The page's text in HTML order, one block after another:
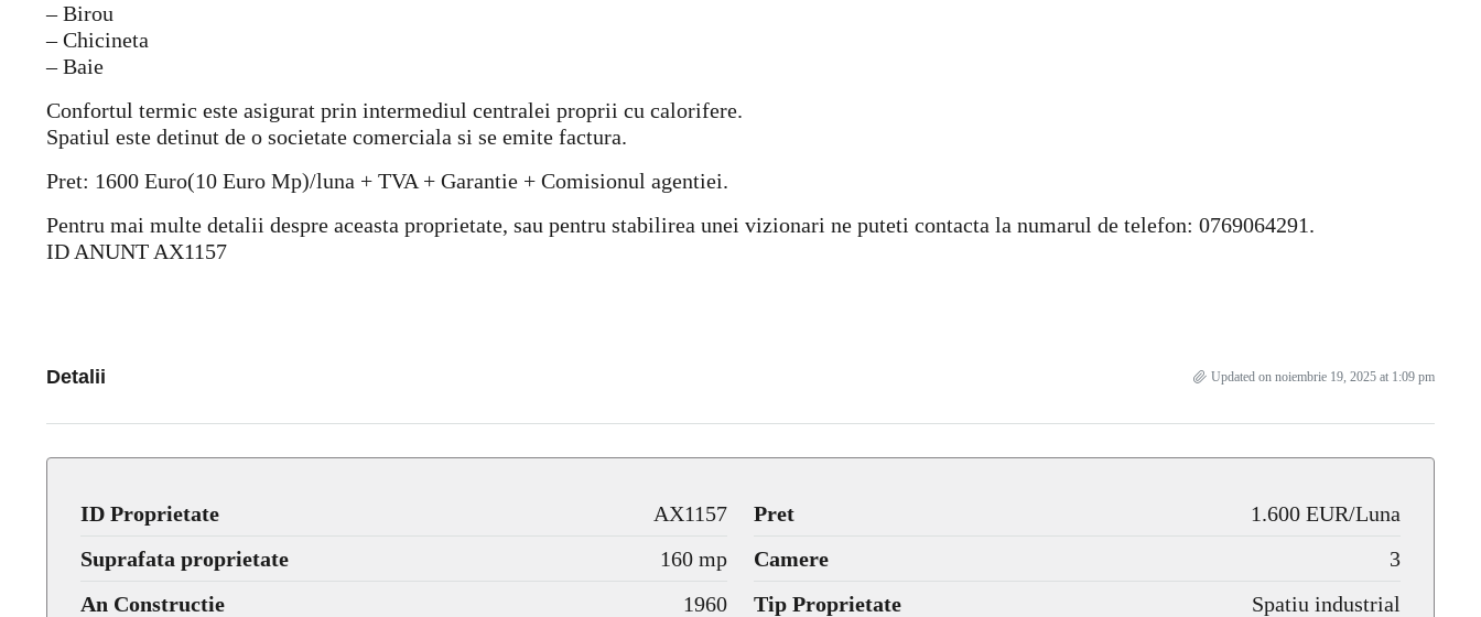
– Birou
– Chicineta
– Baie
Confortul termic este asigurat prin intermediul centralei proprii cu calorifere.
Spatiul este detinut de o societate comerciala si se emite factura.
Pret: 1600 Euro(10 Euro Mp)/luna + TVA + Garantie + Comisionul agentiei.
Pentru mai multe detalii despre aceasta proprietate, sau pentru stabilirea unei vizionari ne puteti contacta la numarul de telefon: 0769064291.
ID ANUNT AX1157
Detalii Updated on noiembrie 19, 2025 at 1:09 pm
ID Proprietate AX1157 Pret
1.600 EUR/Luna
Suprafata proprietate
160 mp Camere
3
An Constructie
1960 Tip Proprietate
Spatiu industrial